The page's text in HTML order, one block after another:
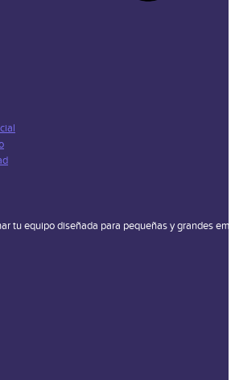
tu equipo diseñada para pequeñas y grandes